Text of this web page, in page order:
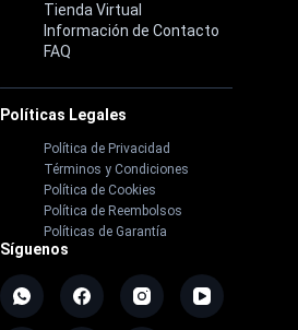
Tienda Virtual
Información de Contacto
FAQ
Políticas Legales
Política de Privacidad
Términos y Condiciones
Política de Cookies
Política de Reembolsos
Políticas de Garantía
Síguenos